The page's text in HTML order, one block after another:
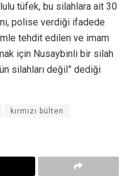
tüfek, bu silahlara ait 30
polise verdiği ifadede
tehdit edilen ve imam
için Nusaybinli bir silah
silahları değil” dediği
kırmızı bülten